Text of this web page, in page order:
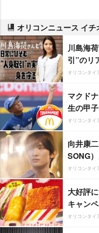
オリコンニュース イチ
川島海
引”のリ
オリコンタイ
マクド
生の甲子
オリコンタイ
向井康
SONG）
オリコンタイ
大好評
キャン
オリコンタイ